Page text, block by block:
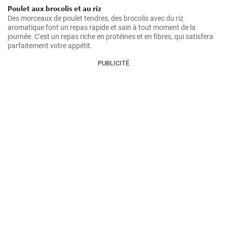
Poulet aux brocolis et au riz
Des morceaux de poulet tendres, des brocolis avec du riz
aromatique font un repas rapide et sain à tout moment de la
journée. C'est un repas riche en protéines et en fibres, qui satisfera
parfaitement votre appétit.
PUBLICITÉ